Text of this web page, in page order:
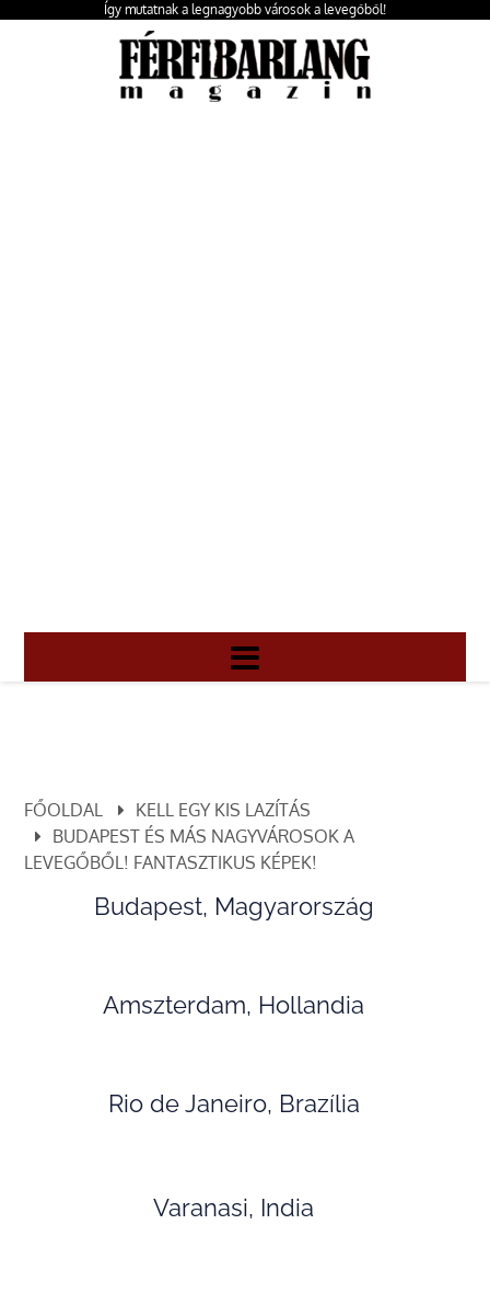
Így mutatnak a legnagyobb városok a levegőből!
FŐOLDAL
KELL EGY KIS LAZÍTÁS
BUDAPEST ÉS MÁS NAGYVÁROSOK A
LEVEGŐBŐL! FANTASZTIKUS KÉPEK!
Budapest, Magyarország
Amszterdam, Hollandia
Rio de Janeiro, Brazília
Varanasi, India